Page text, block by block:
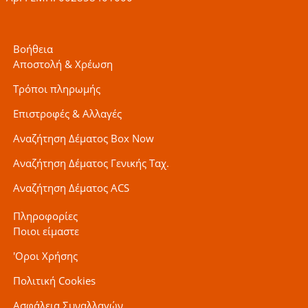
Βοήθεια
Αποστολή & Χρέωση
Τρόποι πληρωμής
Επιστροφές & Αλλαγές
Αναζήτηση Δέματος Box Now
Αναζήτηση Δέματος Γενικής Ταχ.
Αναζήτηση Δέματος ACS
Πληροφορίες
Ποιοι είμαστε
'Οροι Χρήσης
Πολιτική Cookies
Ασφάλεια Συναλλαγών